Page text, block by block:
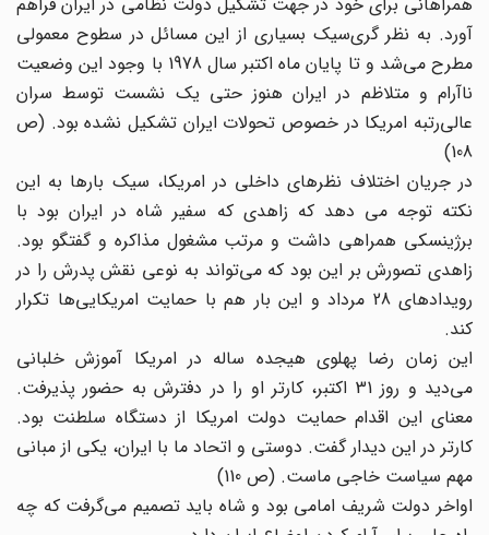
آورد. به نظر گری‌سیک بسیاری از این مسائل در سطوح معمولی
مطرح می‌شد و تا پایان ماه اکتبر سال 1978 با وجود این وضعیت
ناآرام و متلاظم در ایران هنوز حتی یک نشست توسط سران
عالی‌رتبه امریکا در خصوص تحولات ایران تشکیل نشده بود. (ص
108)
در جریان اختلاف نظرهای داخلی در امریکا، سیک‌ بارها به این
نکته توجه می دهد که زاهدی که سفیر شاه در ایران بود با
برژینسکی همراهی داشت و مرتب مشغول مذاکره و گفتگو بود.
زاهدی تصورش بر این بود که می‌تواند به نوعی نقش پدرش را در
رویدادهای 28 مرداد و این بار هم با حمایت‌ امریکایی‌ها تکرار
کند.
این زمان رضا پهلوی هیجده ساله در امریکا آموزش خلبانی
می‌دید و روز 31 اکتبر، کارتر او را در دفترش به حضور پذیرفت.
معنای این اقدام حمایت دولت امریکا از دستگاه سلطنت بود.
کارتر در این دیدار گفت. دوستی و اتحاد ما با ایران، یکی از مبانی
مهم سیاست خاجی ماست. (ص 110)
اواخر دولت شریف امامی بود و شاه باید تصمیم می‌گرفت که چه